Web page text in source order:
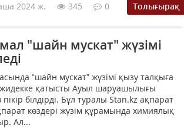
2024 ж. 345 0 Толығырақ
"шайн мускат" жүзімі
“шайн мускат” жүзімі қызу талқыға
жидекке қатысты Ауыл шаруашылығы
білдірді. Бұл туралы Stan.kz ақпарат
көздері жүзім құрамында химиялық
Ал...